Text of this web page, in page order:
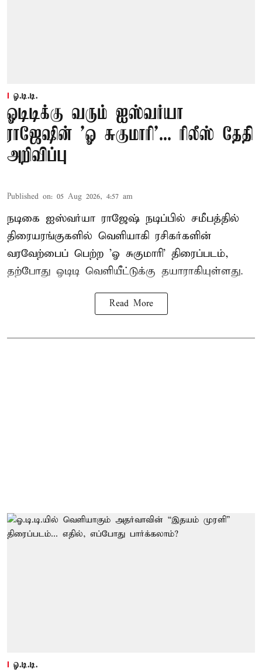
ஓ.டி.டி.
ஓடிடிக்கு வரும் ஐஸ்வர்யா
ராஜேஷின் 'ஓ சுகுமாரி'... ரிலீஸ் தேதி
அறிவிப்பு
Published on: 05 Aug 2026, 4:57 am
நடிகை ஐஸ்வர்யா ராஜேஷ் நடிப்பில் சமீபத்தில்
திரையரங்குகளில் வெளியாகி ரசிகர்களின்
வரவேற்பைப் பெற்ற 'ஓ சுகுமாரி' திரைப்படம்,
தற்போது ஓடிடி வெளியீட்டுக்கு தயாராகியுள்ளது.
Read More
ஓ.டி.டி.